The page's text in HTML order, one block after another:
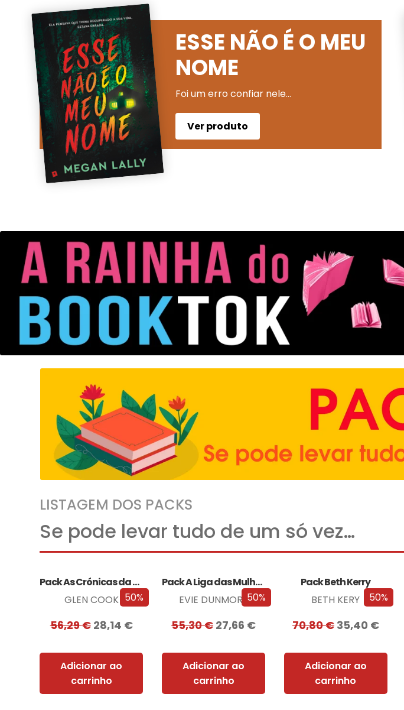
ESSE NÃO É O MEU
NOME
Foi um erro confiar nele…
Ver produto
LISTAGEM DOS PACKS
Se pode levar tudo de um só vez…
50%
Pack As Crónicas da Companhia Negra
GLEN COOK
56,29€ 28,14 €
Adicionar ao
carrinho
50%
Pack A Liga das Mulheres Extraordinárias
EVIE DUNMORE
55,30€ 27,66 €
Adicionar ao
carrinho
50%
Pack Beth Kerry
BETH KERY
70,80€ 35,40 €
Adicionar ao
carrinho